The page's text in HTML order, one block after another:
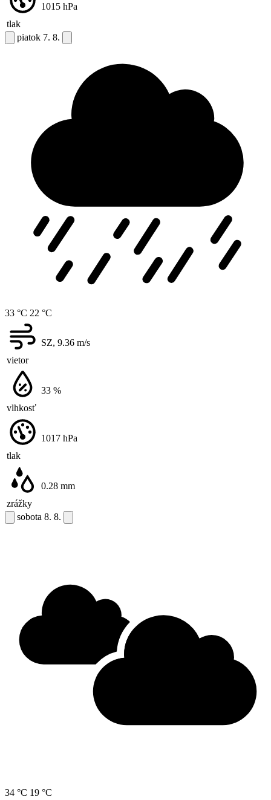
tlak
1015 hPa
piatok 7. 8.
33 °C 22 °C
vietor
SZ, 9.36 m/s
vlhkosť
33 %
tlak
1017 hPa
zrážky
0.28 mm
sobota 8. 8.
34 °C 19 °C